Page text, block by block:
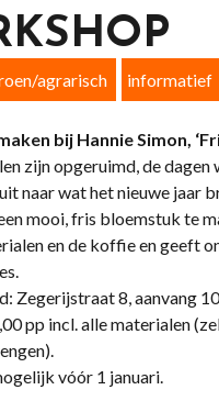
agrarisch informatief
bij Hannie Simon,
zijn opgeruimd, de dagen
naar wat het nieuwe jaar
mooi, fris bloemstuk te
en de koffie en geeft
Zegerijstraat 8, aanvang
pp incl. alle materialen
vóór 1 januari.